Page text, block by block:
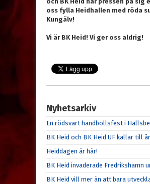
oss fylla Heidhallen med röda
Kungälv!
Vi är BK Heid! Vi ger oss aldrig!
Nyhetsarkiv
En rödsvart handbollsfest i
BK Heid och BK Heid UF kallar till
Heiddagen är här!
BK Heid invaderade Fredrikshamn
BK Heid vill mer än att bara